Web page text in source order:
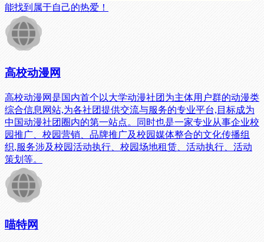
能找到属于自己的热爱！
高校动漫网
高校动漫网是国内首个以大学动漫社团为主体用户群的动漫类
综合信息网站,为各社团提供交流与服务的专业平台,目标成为
中国动漫社团圈内的第一站点。同时也是一家专业从事企业校
园推广、校园营销、品牌推广及校园媒体整合的文化传播组
织,服务涉及校园活动执行、校园场地租赁、活动执行、活动
策划等。
喵特网